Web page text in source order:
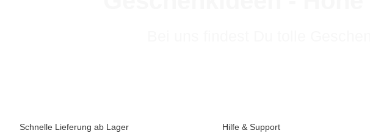
Schnelle Lieferung ab Lager
Hilfe & Support